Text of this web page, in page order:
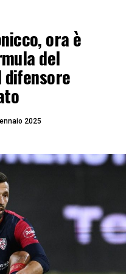
ora è
del
2025